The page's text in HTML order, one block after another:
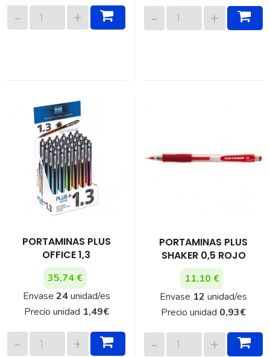
PORTAMINAS PLUS
OFFICE 1,3
35,74 €
Envase 24unidad/es
Precio unidad 1,49€
PORTAMINAS PLUS
SHAKER 0,5 ROJO
11,10 €
Envase 12 unidad/es
Precio unidad 0,93€